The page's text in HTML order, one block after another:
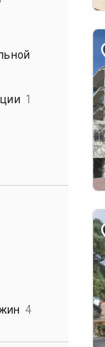
1
4